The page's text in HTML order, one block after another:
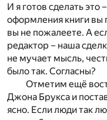
И я готов сделать это
оформления книги вы
вы не пожалеете. А
редактор – наша
не мучает мысль,
было так. Согласны?
Отметим ещё
Джона Брукса и
ясно. Если люди так